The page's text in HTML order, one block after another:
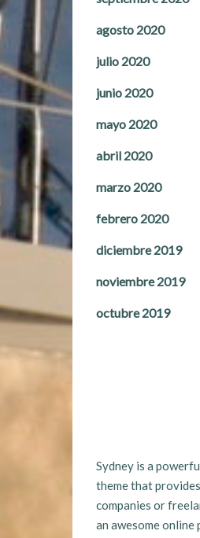
agosto 2020
julio 2020
junio 2020
mayo 2020
abril 2020
marzo 2020
febrero 2020
diciembre 2019
noviembre 2019
octubre 2019
Sydney is a
theme that
companies or
an awesome online